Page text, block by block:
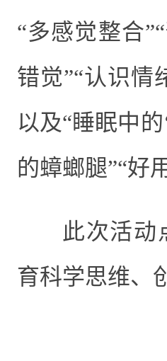
“多感觉整合
错觉”“认识情
以及“睡眠中
的蟑螂腿”“好
此次活动
育科学思维、